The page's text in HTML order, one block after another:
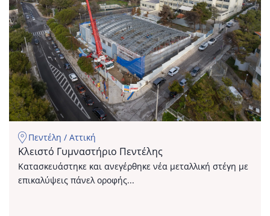
Πεντέλη / Αττική
Κλειστό Γυμναστήριο Πεντέλης
Κατασκευάστηκε και ανεγέρθηκε νέα μεταλλική στέγη με
επικαλύψεις πάνελ οροφής...